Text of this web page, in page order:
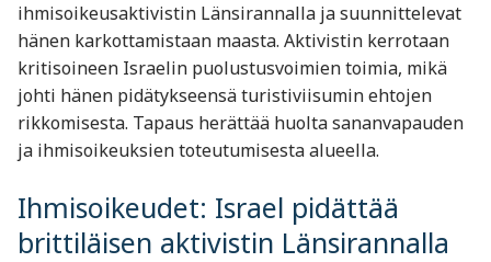
ihmisoikeusaktivistin Länsirannalla ja suunnittelevat
hänen karkottamistaan maasta. Aktivistin kerrotaan
kritisoineen Israelin puolustusvoimien toimia, mikä
johti hänen pidätykseensä turistiviisumin ehtojen
rikkomisesta. Tapaus herättää huolta sananvapauden
ja ihmisoikeuksien toteutumisesta alueella.
Ihmisoikeudet: Israel pidättää
brittiläisen aktivistin Länsirannalla